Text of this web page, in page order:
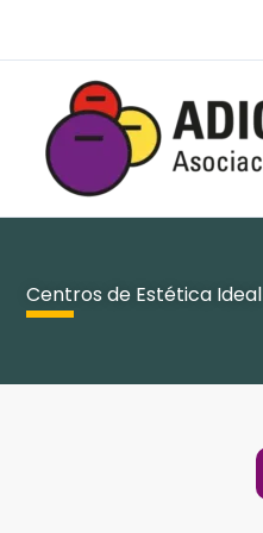
contenido
Centros de Estética Ideal